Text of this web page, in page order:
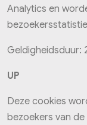
Analytics en
Geldigheidsduur:
UP
Deze cookies
bezoekers van de